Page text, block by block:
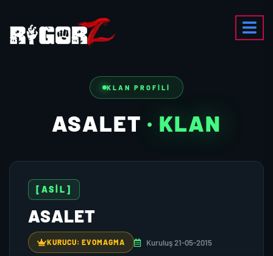
KLAN PROFILI
ASALET · KLAN
[ASİL]
ASALET
KURUCU: EVOMAGMA Kuruluş 21-05-2015